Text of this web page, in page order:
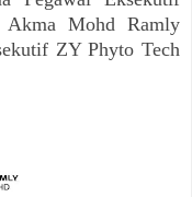
Akma Mohd Ramly
ZY Phyto Tech